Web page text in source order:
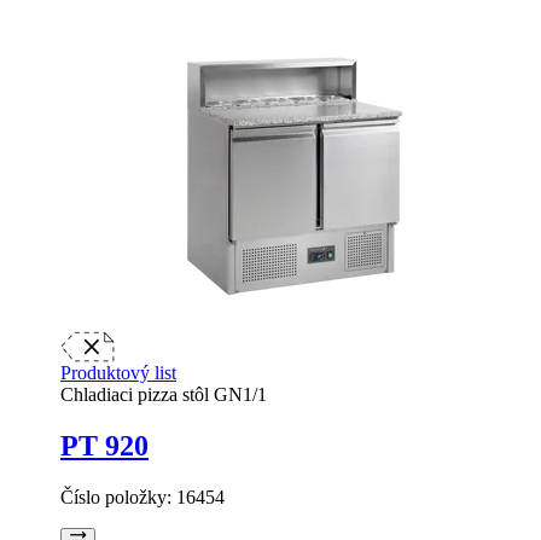
Produktový list
Chladiaci pizza stôl GN1/1
PT 920
Číslo položky: 16454